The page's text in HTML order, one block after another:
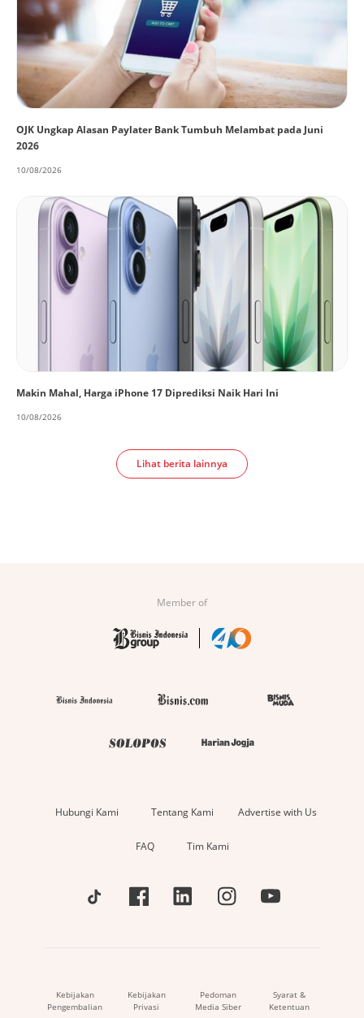
OJK Ungkap Alasan Paylater Bank Tumbuh Melambat pada Juni
2026
10/08/2026
Makin Mahal, Harga iPhone 17 Diprediksi Naik Hari Ini
10/08/2026
Lihat berita lainnya
Member of
Hubungi Kami Tentang Kami Advertise with Us
FAQ Tim Kami
Kebijakan
Pengembalian
Kebijakan
Privasi
Pedoman
Media Siber
Syarat &
Ketentuan